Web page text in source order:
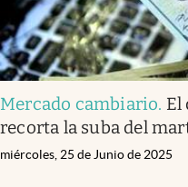
Mercado cambiario. El
recorta la suba del
miércoles, 25 de Junio de 2025